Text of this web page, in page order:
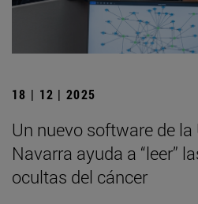
18 | 12 | 2025
Un nuevo software de
Navarra ayuda a “leer”
ocultas del cáncer